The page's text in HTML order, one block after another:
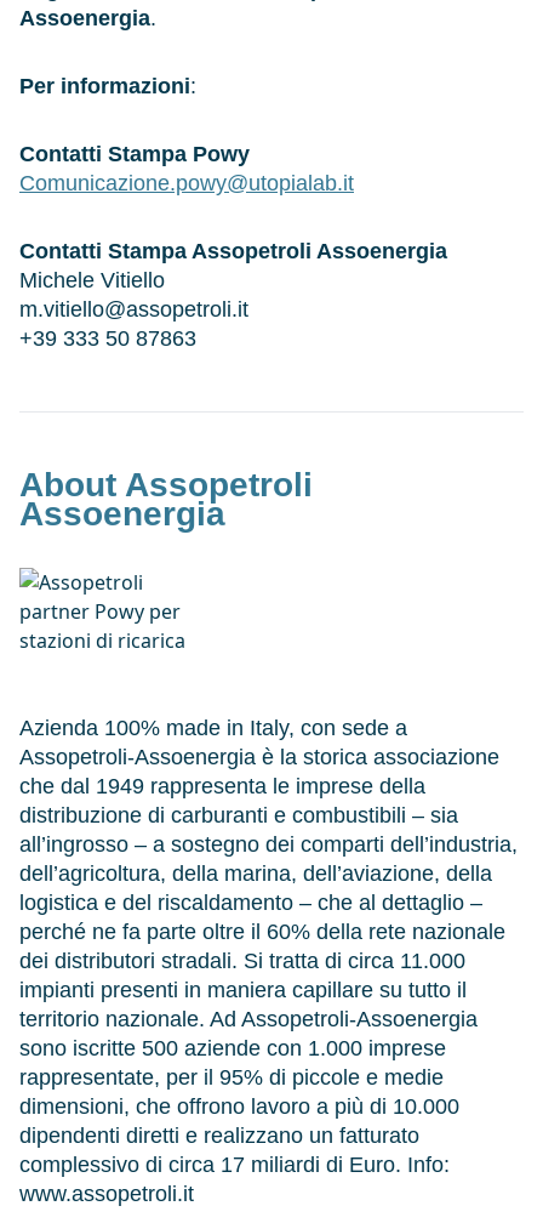
Assoenergia.
Per informazioni:
Contatti Stampa Powy
Comunicazione.powy@utopialab.it
Contatti Stampa Assopetroli Assoenergia
Michele Vitiello
m.vitiello@assopetroli.it
+39 333 50 87863
About Assopetroli
Assoenergia
Azienda 100% made in Italy, con sede a
Assopetroli-Assoenergia è la storica associazione
che dal 1949 rappresenta le imprese della
distribuzione di carburanti e combustibili – sia
all’ingrosso – a sostegno dei comparti dell’industria,
dell’agricoltura, della marina, dell’aviazione, della
logistica e del riscaldamento – che al dettaglio –
perché ne fa parte oltre il 60% della rete nazionale
dei distributori stradali. Si tratta di circa 11.000
impianti presenti in maniera capillare su tutto il
territorio nazionale. Ad Assopetroli-Assoenergia
sono iscritte 500 aziende con 1.000 imprese
rappresentate, per il 95% di piccole e medie
dimensioni, che offrono lavoro a più di 10.000
dipendenti diretti e realizzano un fatturato
complessivo di circa 17 miliardi di Euro. Info:
www.assopetroli.it